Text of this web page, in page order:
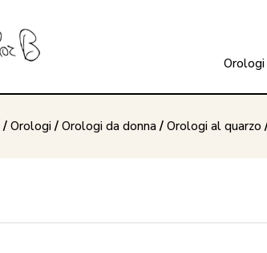
Orologi
/ Orologi/ Orologi da donna/ Orologi al quarzo